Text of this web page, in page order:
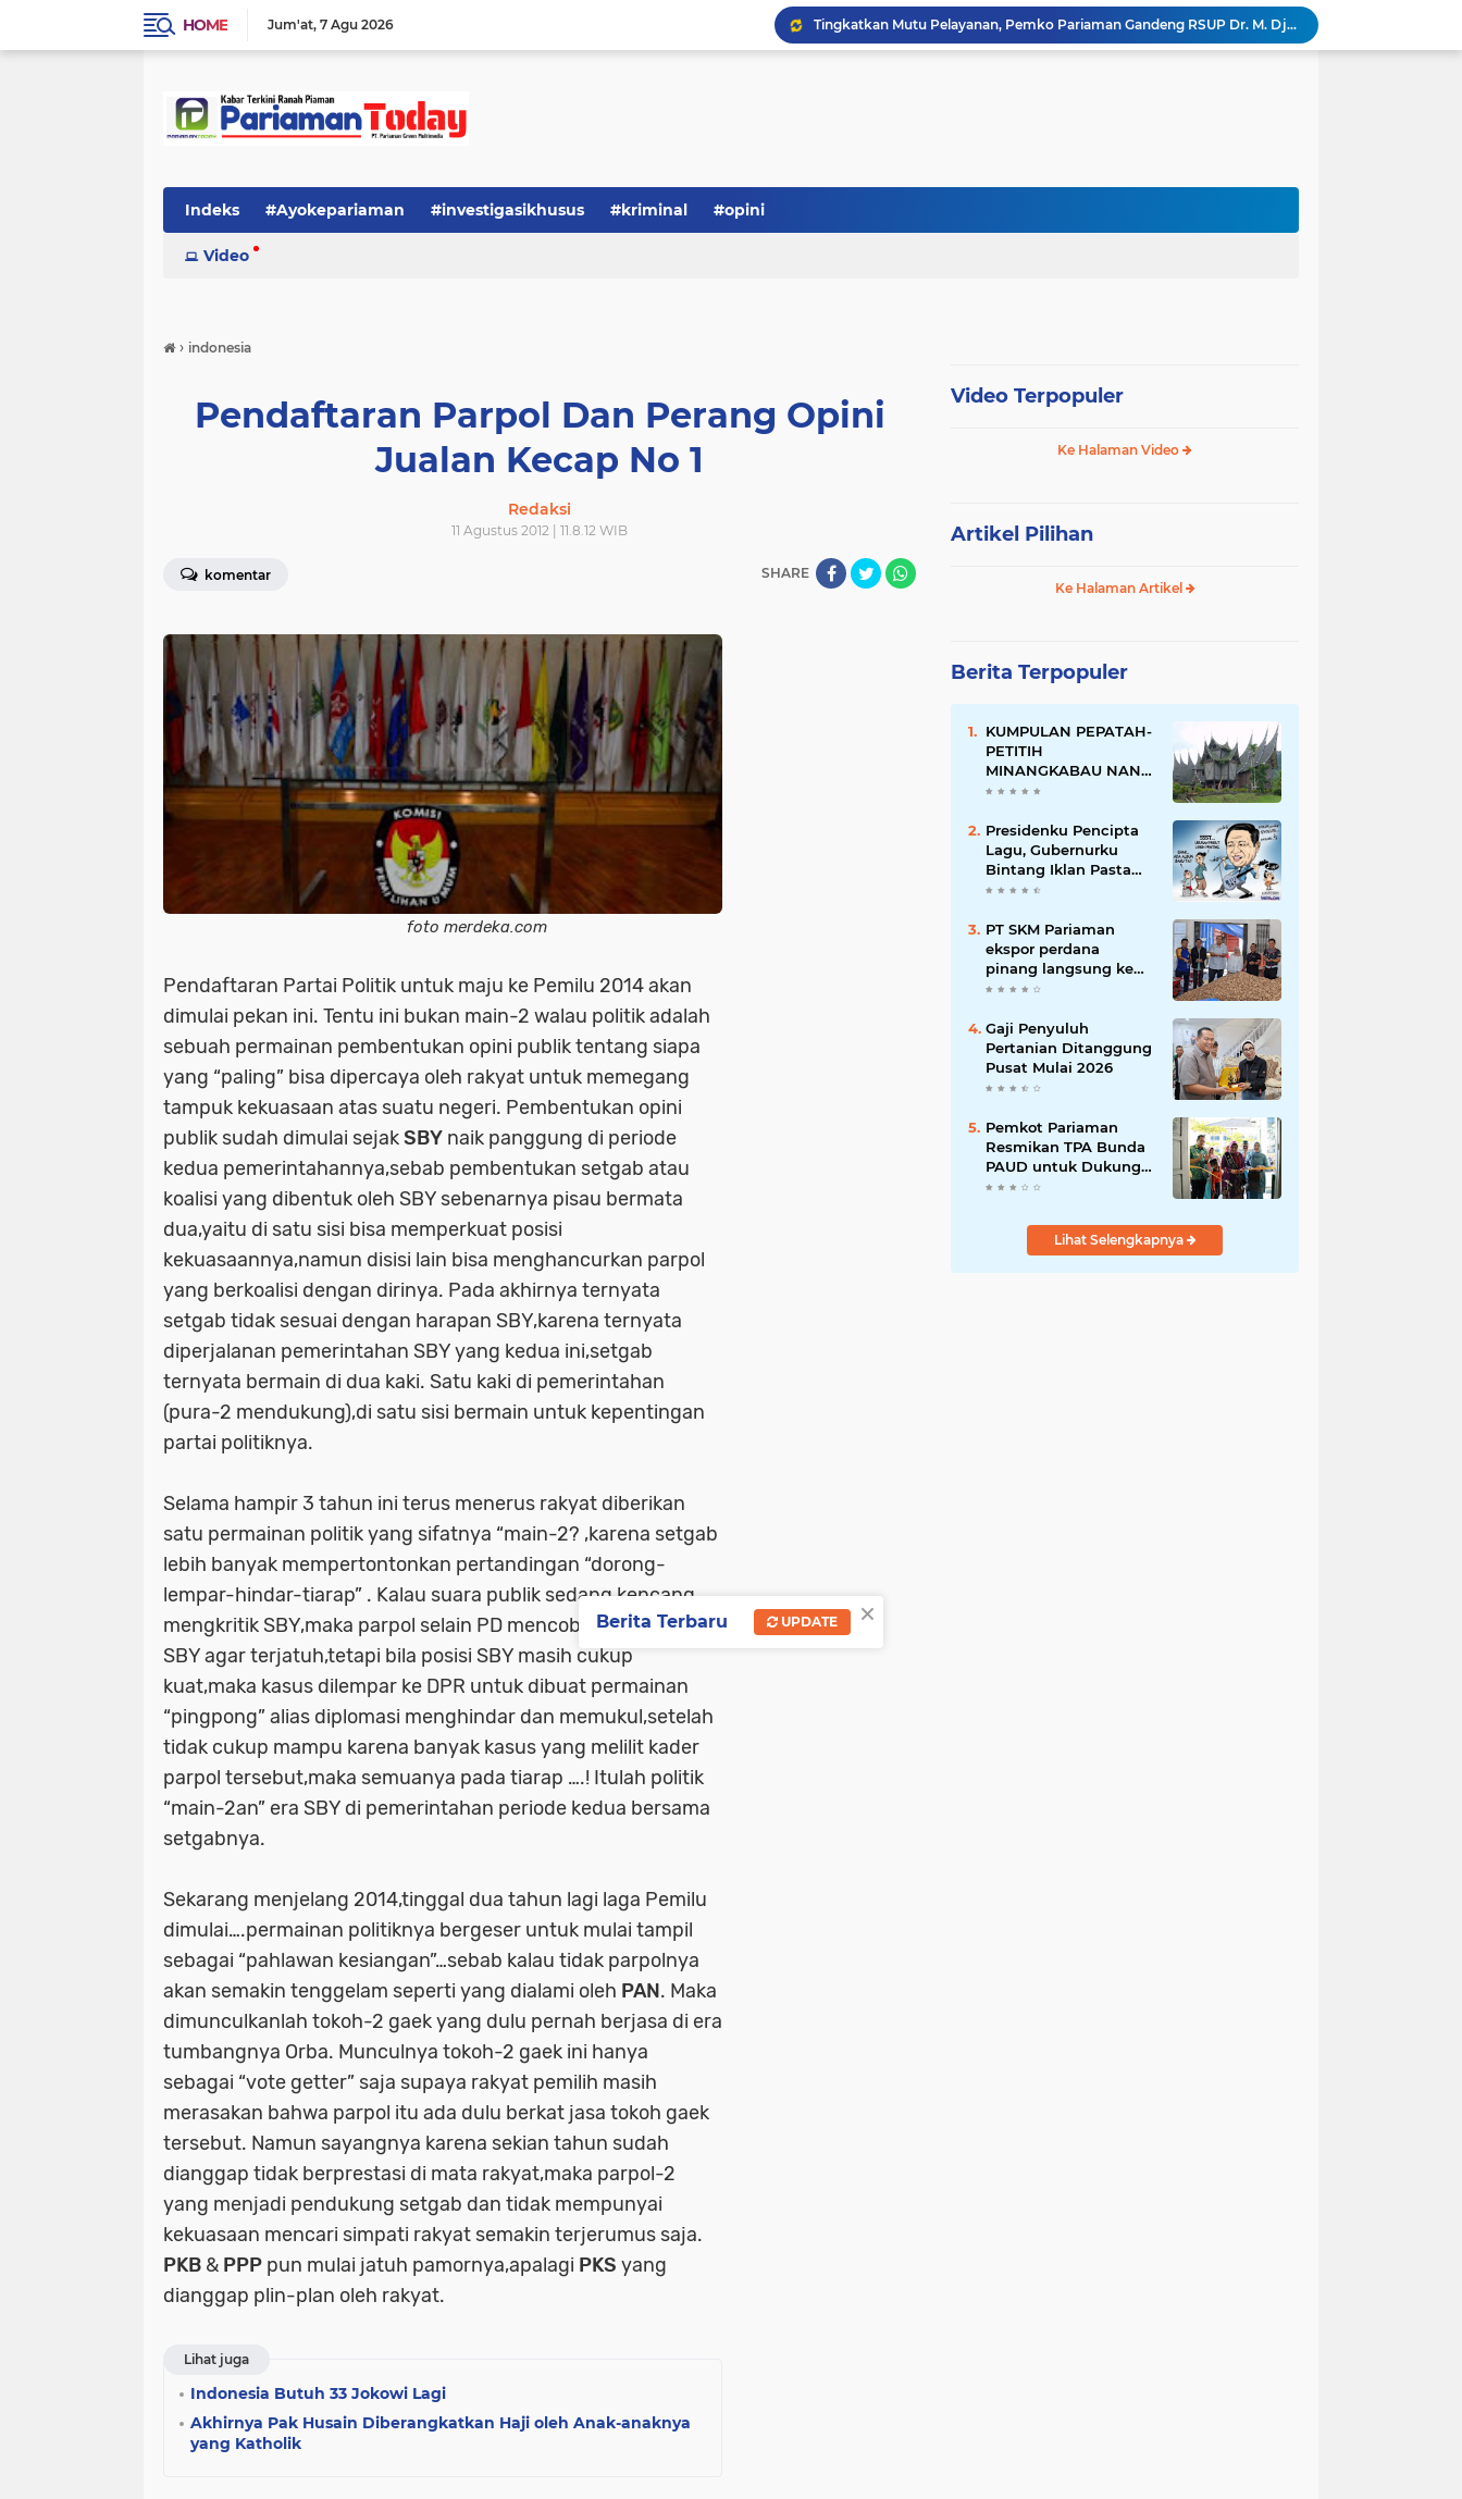
HOME Jum'at 7 Agu 2026
Tingkatkan Mutu Pelayanan, Pemko Pariaman Gandeng RSUP Dr. M. Djamil Padang
Serba-serbi: Tokoh Publik, Citra Publik
Pisah Sambut Kapolres, Yota Balad Tekankan Pentingnya Sinergi Jaga Kondusivitas Daerah
Indeks #Ayokepariaman #investigasikhusus #kriminal #opini
Video
› indonesia
Pendaftaran Parpol Dan Perang Opini
Jualan Kecap No 1
Redaksi
11 Agustus 2012 | 11.8.12 WIB
komentar SHARE
foto merdeka.com
Pendaftaran Partai Politik untuk maju ke Pemilu 2014 akan
dimulai pekan ini. Tentu ini bukan main-2 walau politik adalah
sebuah permainan pembentukan opini publik tentang siapa
yang “paling” bisa dipercaya oleh rakyat untuk memegang
tampuk kekuasaan atas suatu negeri. Pembentukan opini
publik sudah dimulai sejakSBY naik panggung di periode
kedua pemerintahannya,sebab pembentukan setgab atau
koalisi yang dibentuk oleh SBY sebenarnya pisau bermata
dua,yaitu di satu sisi bisa memperkuat posisi
kekuasaannya,namun disisi lain bisa menghancurkan parpol
yang berkoalisi dengan dirinya. Pada akhirnya ternyata
setgab tidak sesuai dengan harapan SBY,karena ternyata
diperjalanan pemerintahan SBY yang kedua ini,setgab
ternyata bermain di dua kaki. Satu kaki di pemerintahan
(pura-2 mendukung),di satu sisi bermain untuk kepentingan
partai politiknya.
Selama hampir 3 tahun ini terus menerus rakyat diberikan
satu permainan politik yang sifatnya “main-2? ,karena setgab
lebih banyak mempertontonkan pertandingan “dorong-
lempar-hindar-tiarap” . Kalau suara publik sedang kencang
mengkritik SBY,maka parpol selain PD mencoba mendorong
SBY agar terjatuh,tetapi bila posisi SBY masih cukup
kuat,maka kasus dilempar ke DPR untuk dibuat permainan
“pingpong” alias diplomasi menghindar dan memukul,setelah
tidak cukup mampu karena banyak kasus yang melilit kader
parpol tersebut,maka semuanya pada tiarap ….! Itulah politik
“main-2an” era SBY di pemerintahan periode kedua bersama
setgabnya.
Sekarang menjelang 2014,tinggal dua tahun lagi laga Pemilu
dimulai….permainan politiknya bergeser untuk mulai tampil
sebagai “pahlawan kesiangan”…sebab kalau tidak parpolnya
akan semakin tenggelam seperti yang dialami oleh PAN. Maka
dimunculkanlah tokoh-2 gaek yang dulu pernah berjasa di era
tumbangnya Orba. Munculnya tokoh-2 gaek ini hanya
sebagai “vote getter” saja supaya rakyat pemilih masih
merasakan bahwa parpol itu ada dulu berkat jasa tokoh gaek
tersebut. Namun sayangnya karena sekian tahun sudah
dianggap tidak berprestasi di mata rakyat,maka parpol-2
yang menjadi pendukung setgab dan tidak mempunyai
kekuasaan mencari simpati rakyat semakin terjerumus saja.
PKB & PPP pun mulai jatuh pamornya,apalagi PKS yang
dianggap plin-plan oleh rakyat.
Lihat juga
Indonesia Butuh 33 Jokowi Lagi
Akhirnya Pak Husain Diberangkatkan Haji oleh Anak-anaknya
yang Katholik
Video Terpopuler
Ke Halaman Video
Artikel Pilihan
Ke Halaman Artikel
Berita Terpopuler
KUMPULAN PEPATAH-
PETITIH
MINANGKABAU NAN
ELOK
Presidenku Pencipta
Lagu, Gubernurku
Bintang Iklan Pasta
Gigi
PT SKM Pariaman
ekspor perdana
pinang langsung ke
India
Gaji Penyuluh
Pertanian Ditanggung
Pusat Mulai 2026
Pemkot Pariaman
Resmikan TPA Bunda
PAUD untuk Dukung
Pengasuhan Anak
Lihat Selengkapnya
×
Berita Terbaru UPDATE